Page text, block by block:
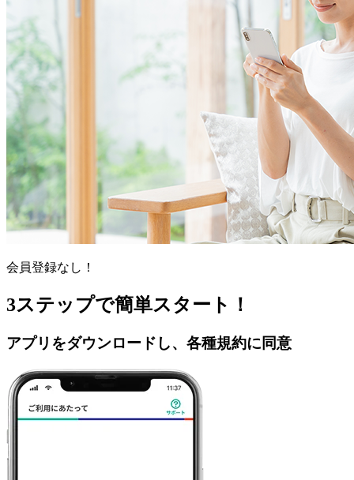
会員登録なし！
3ステップで簡単スタート！
アプリをダウンロードし、各種規約に同意